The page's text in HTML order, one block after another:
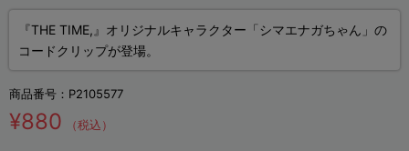
『THE TIME,』オリジナルキャラクター「シマエナガちゃん」の
コードクリップが登場。
商品番号： P2105577
¥880 （税込）